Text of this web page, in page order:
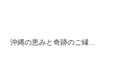
沖縄の恵みと奇跡のご縁...